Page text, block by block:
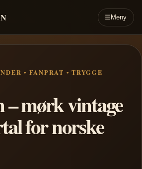
☰ Meny
• FANPRAT • TRYGGE
– mørk vintage
for norske